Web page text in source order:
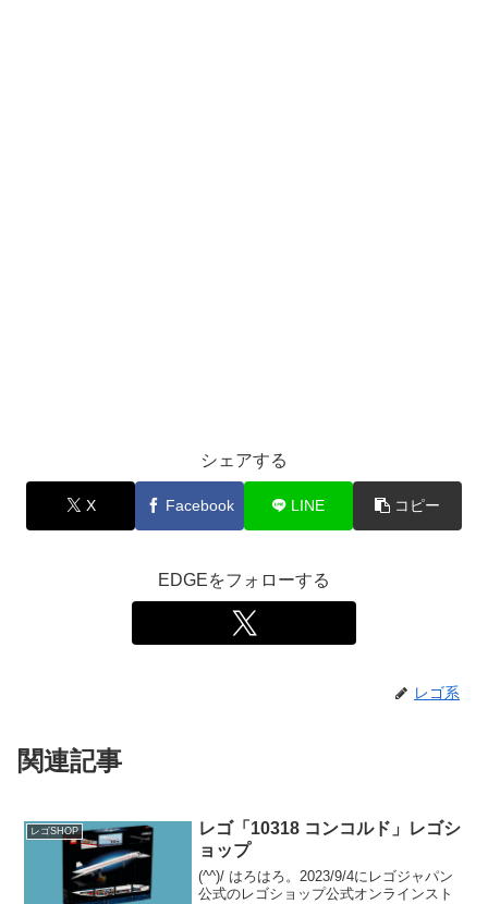
シェアする
X Facebook LINE コピー
EDGEをフォローする
レゴ系
関連記事
レゴSHOP
レゴ「10318 コンコルド」レゴシ
ョップ
(^^)/ はろはろ。2023/9/4にレゴジャパン
公式のレゴショップ公式オンラインスト